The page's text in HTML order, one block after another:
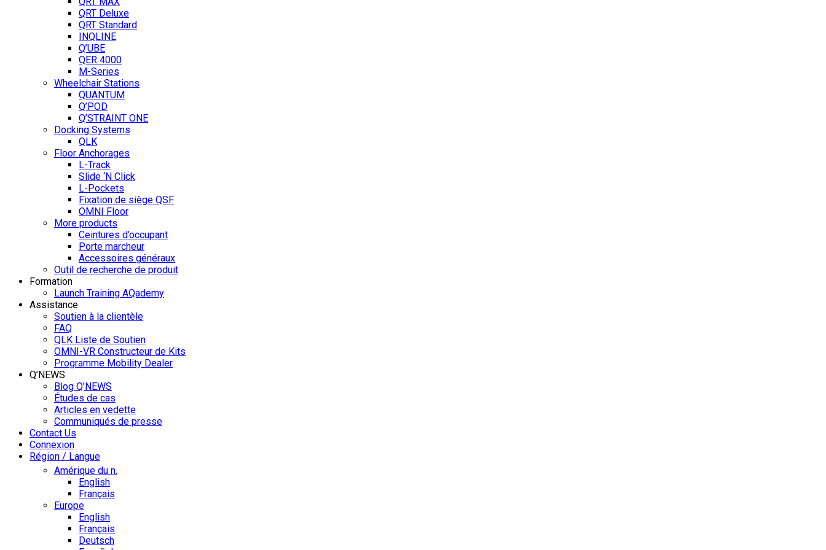
QRT Deluxe
QRT Standard
INQLINE
Q’UBE
QER 4000
M-Series
Wheelchair Stations
QUANTUM
Q’POD
Q’STRAINT ONE
Docking Systems
QLK
Floor Anchorages
L-Track
Slide ‘N Click
L-Pockets
Fixation de siège QSF
OMNI Floor
More products
Ceintures d’occupant
Porte marcheur
Accessoires généraux
Outil de recherche de produit
Formation
Launch Training AQademy
Assistance
Soutien à la clientèle
FAQ
QLK Liste de Soutien
OMNI-VR Constructeur de Kits
Programme Mobility Dealer
Q’NEWS
Blog Q’NEWS
Études de cas
Articles en vedette
Communiqués de presse
Contact Us
Connexion
Région / Langue
Amérique du n.
English
Français
Europe
English
Français
Deutsch